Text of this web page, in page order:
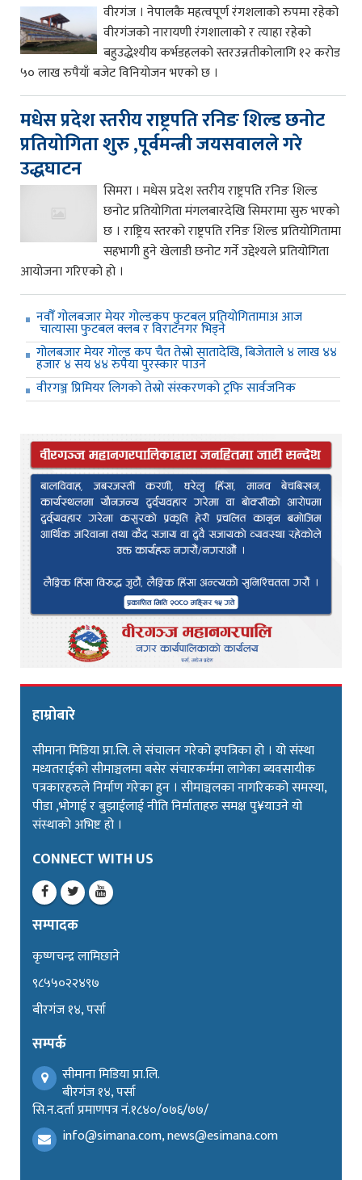
वीरगंज । नेपालकै महत्वपूर्ण रंगशलाको रुपमा रहेको
वीरगंजको नारायणी रंगशालाको र त्याहा रहेको
बहुउद्धेश्यीय कर्भडहलको स्तरउन्नतीकोलागि १२ करोड
५० लाख रुपैयाँ बजेट विनियोजन भएको छ ।
मधेस प्रदेश स्तरीय राष्ट्रपति रनिङ शिल्ड छनोट
प्रतियोगिता शुरु ,पूर्वमन्त्री जयसवालले गरे
उद्धघाटन
सिमरा । मधेस प्रदेश स्तरीय राष्ट्रपति रनिङ शिल्ड
छनोट प्रतियोगिता मंगलबारदेखि सिमरामा सुरु भएको
छ । राष्ट्रिय स्तरको राष्ट्रपति रनिङ शिल्ड प्रतियोगितामा
सहभागी हुने खेलाडी छनोट गर्ने उद्देश्यले प्रतियोगिता
आयोजना गरिएको हो ।
नवौँ गोलबजार मेयर गोल्डकप फुटबल प्रतियोगितामाअ आज
चात्यासा फुटबल क्लब र विराटनगर भिड्ने
गोलबजार मेयर गोल्ड कप चैत तेस्रो सातादेखि, बिजेताले ४ लाख ४४
हजार ४ सय ४४ रुपैया पुरस्कार पाउने
वीरगञ्ज प्रिमियर लिगको तेस्रो संस्करणको ट्रफि सार्वजनिक
हाम्रोबारे
सीमाना मिडिया प्रा.लि. ले संचालन गरेको इपत्रिका हो । यो संस्था
मध्यतराईको सीमाञ्चलमा बसेर संचारकर्ममा लागेका ब्यवसायीक
पत्रकारहरुले निर्माण गरेका हुन । सीमाञ्चलका नागरिकको समस्या,
पीडा ,भोगाई र बुझाईलाई नीति निर्माताहरु समक्ष पु¥याउने यो
संस्थाको अभिष्ट हो ।
CONNECT WITH US
सम्पादक
कृष्णचन्द्र लामिछाने
९८५५०२२४९७
बीरगंज १४, पर्सा
सम्पर्क
सीमाना मिडिया प्रा.लि.
बीरगंज १४, पर्सा
सि.न.दर्ता प्रमाणपत्र नं.१८४०/०७६/७७/
info@simana.com, news@esimana.com